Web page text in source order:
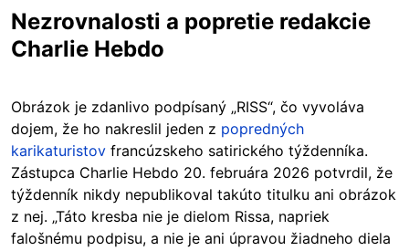
Nezrovnalosti a popretie redakcie
Charlie Hebdo
Obrázok je zdanlivo podpísaný „RISS“, čo vyvoláva
dojem, že ho nakreslil jeden z popredných
karikaturistov francúzskeho satirického týždenníka.
Zástupca Charlie Hebdo 20. februára 2026 potvrdil, že
týždenník nikdy nepublikoval takúto titulku ani obrázok
z nej. „Táto kresba nie je dielom Rissa, napriek
falošnému podpisu, a nie je ani úpravou žiadneho diela